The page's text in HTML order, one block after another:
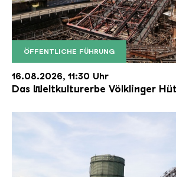
ÖFFENTLICHE FÜHRUNG
Der Erzschrägaufzug der
Copyright: Weltkulturerbe
16.08.2026, 11:30 Uhr
Das Weltkulturerbe Völklinger